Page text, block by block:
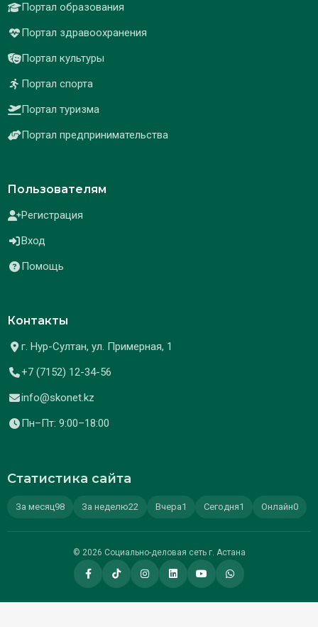
Портал образования
Портал здравоохранения
Портал культуры
Портал спорта
Портал туризма
Портал предпринимательства
Пользователям
Регистрация
Вход
Помощь
Контакты
г. Нур-Султан, ул. Примерная, 1
+7 (7152) 12-34-56
info@skonet.kz
Пн–Пт: 9:00–18:00
Статистика сайта
За месяц98 За неделю22 Вчера1 Сегодня1 Онлайн0
© 2026 Социально-деловая сеть г. Астана